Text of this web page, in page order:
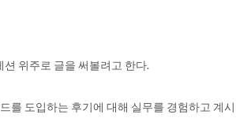
위주로 글을 써볼려고 한다.
를 도입하는 후기에 대해 실무를 경험하고 계시